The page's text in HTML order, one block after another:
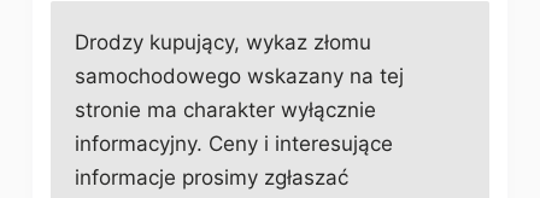
Drodzy kupujący, wykaz złomu
samochodowego wskazany na tej
stronie ma charakter wyłącznie
informacyjny. Ceny i interesujące
informacje prosimy zgłaszać